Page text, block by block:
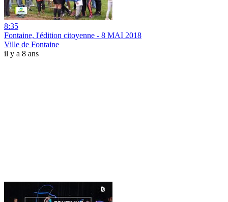
8:35
Fontaine, l'édition citoyenne - 8 MAI 2018
Ville de Fontaine
il y a 8 ans